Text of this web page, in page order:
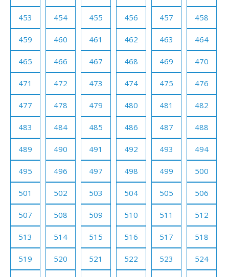
453 454 455 456 457 458
459 460 461 462 463 464
465 466 467 468 469 470
471 472 473 474 475 476
477 478 479 480 481 482
483 484 485 486 487 488
489 490 491 492 493 494
495 496 497 498 499 500
501 502 503 504 505 506
507 508 509 510 511 512
513 514 515 516 517 518
519 520 521 522 523 524